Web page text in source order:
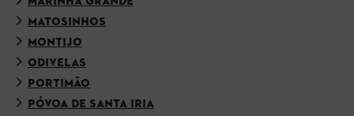
MATOSINHOS
MONTIJO
ODIVELAS
PORTIMÃO
PÓVOA DE SANTA IRIA